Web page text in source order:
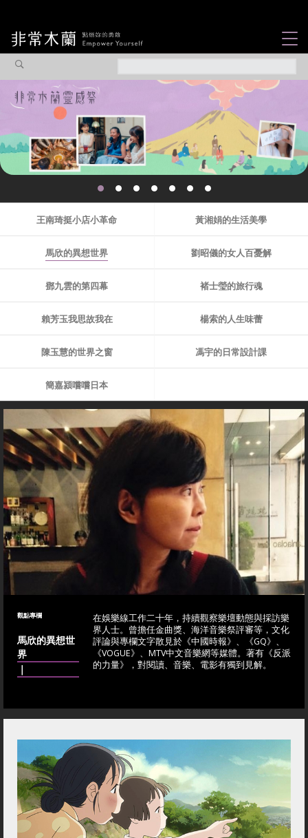
焦點企劃
社會企業
王南琦挺小店小革命 黃湘娟的生活美學
馬欣的異想世界 劉昭儀的女人百憂解
鄧九雲的第四幕 褚士瑩的旅行魂
賴芳玉我思故我在 楊索的人生味蕾
陳玉慧的世界之窗 馮宇的日常設計課
簡嘉潁嚐嚐日本
觀點專欄
馬欣的異想世
界
｜
在娛樂線工作二十年，持續觀察樂壇動態與採訪樂
界人士。曾擔任金曲獎、海洋音樂祭評審等，文化
評論與專欄文字散見於《中國時報》、《GQ》、
《VOGUE》、MTV中文音樂網等媒體。著有《反派
的力量》，對閱讀、音樂、電影有獨到見解。